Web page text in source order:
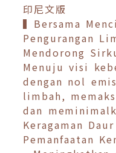
印尼文版
▍Bersama
Pengurangan
Mendorong
Menuju visi
dengan nol
limbah,
dan
Keragaman
Pemanfaatan